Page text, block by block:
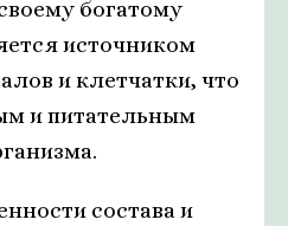
богатому
источником
и клетчатки, что
и питательным
состава и